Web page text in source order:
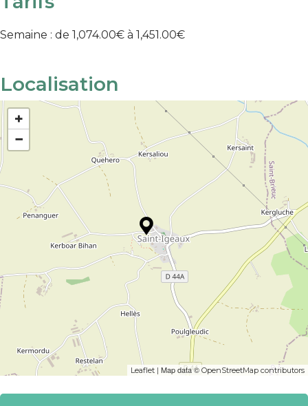
Semaine : de 1,074.00€ à 1,451.00€
Localisation
+
−
Leaflet | Map data © OpenStreetMap contributors